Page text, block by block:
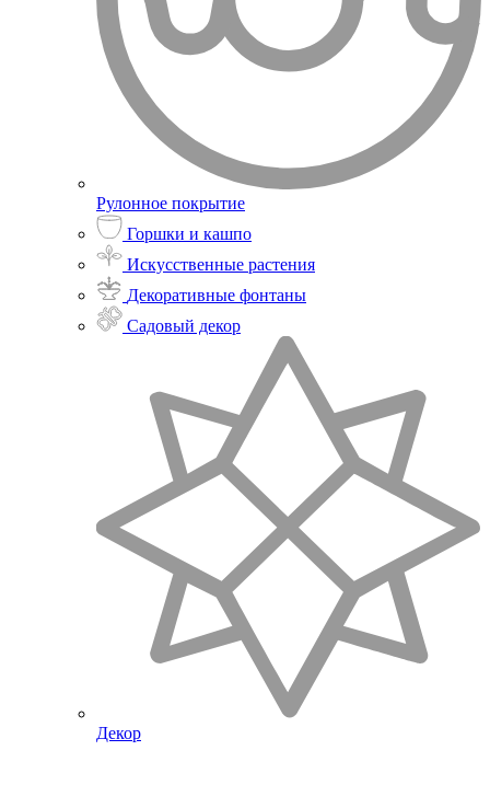
Рулонное покрытие
Горшки и кашпо
Искусственные растения
Декоративные фонтаны
Садовый декор
Декор